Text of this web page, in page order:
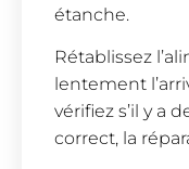
étanche.
Rétablissez
lentement
vérifiez s’il y a
correct, la